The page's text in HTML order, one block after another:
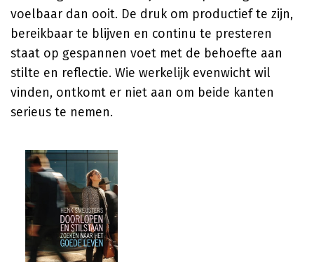
voelbaar dan ooit. De druk om productief te zijn,
bereikbaar te blijven en continu te presteren
staat op gespannen voet met de behoefte aan
stilte en reflectie. Wie werkelijk evenwicht wil
vinden, ontkomt er niet aan om beide kanten
serieus te nemen.